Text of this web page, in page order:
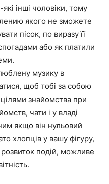
інші чоловіки, тому
якого не зможете
пісок, по виразу її
або як платили
музику в
щоб тобі за собою
знайомства при
чати і у владі
якщо він нульовий
хлопців у вашу фігуру,
подій, можливе